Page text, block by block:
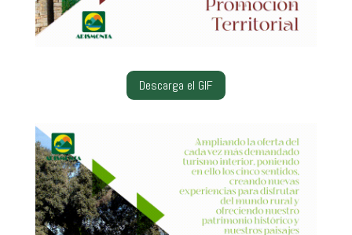
Descarga el GIF